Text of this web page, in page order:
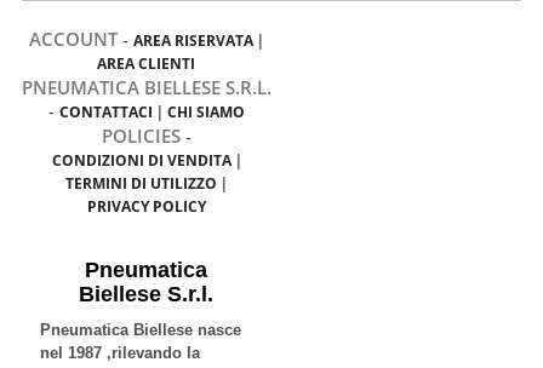
ACCOUNT-AREA RISERVATA |
AREA CLIENTI
PNEUMATICA BIELLESE S.R.L.
- CONTATTACI | CHI SIAMO
POLICIES-
CONDIZIONI DI VENDITA|
TERMINI DI UTILIZZO |
PRIVACY POLICY
Pneumatica
Biellese S.r.l.
Pneumatica Biellese nasce
nel 1987 ,rilevando la